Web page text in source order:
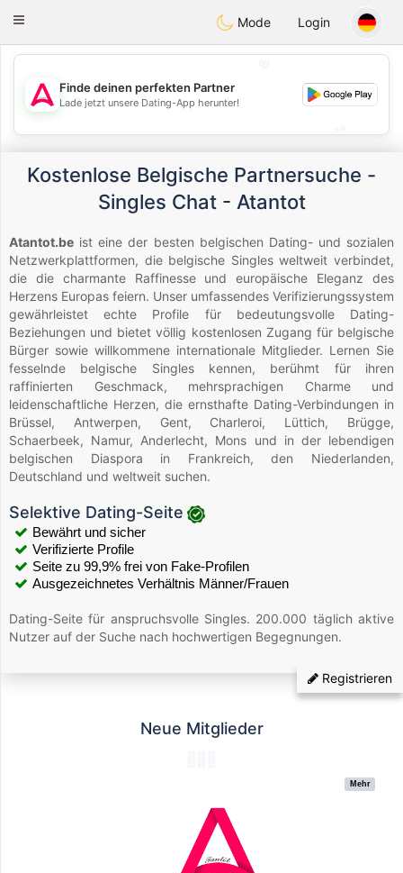
Tantôt
Toggle
Mode Login
💖
💕
Finde deinen perfekten Partner
Lade jetzt unsere Dating-App herunter!
Kostenlose Belgische Partnersuche -
Singles Chat - Atantot
Atantot.be ist eine der besten belgischen Dating- und sozialen
Netzwerkplattformen, die belgische Singles weltweit verbindet,
die die charmante Raffinesse und europäische Eleganz des
Herzens Europas feiern. Unser umfassendes Verifizierungssystem
gewährleistet echte Profile für bedeutungsvolle Dating-
Beziehungen und bietet völlig kostenlosen Zugang für belgische
Bürger sowie willkommene internationale Mitglieder. Lernen Sie
fesselnde belgische Singles kennen, berühmt für ihren
raffinierten Geschmack, mehrsprachigen Charme und
leidenschaftliche Herzen, die ernsthafte Dating-Verbindungen in
Brüssel, Antwerpen, Gent, Charleroi, Lüttich, Brügge,
Schaerbeek, Namur, Anderlecht, Mons und in der lebendigen
belgischen Diaspora in Frankreich, den Niederlanden,
Deutschland und weltweit suchen.
Selektive Dating-Seite
Bewährt und sicher
Verifizierte Profile
Seite zu 99,9% frei von Fake-Profilen
Ausgezeichnetes Verhältnis Männer/Frauen
Dating-Seite für anspruchsvolle Singles. 200.000 täglich aktive
Nutzer auf der Suche nach hochwertigen Begegnungen.
Registrieren
Neue Mitglieder
Mehr